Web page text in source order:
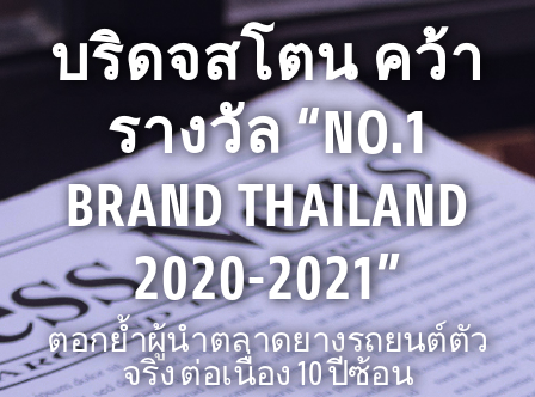
บริดจสโตน คว้า
รางวัล “NO.1
BRAND THAILAND
2020-2021”
ตอกย้ำผู้นำตลาดยางรถยนต์ตัว
จริง ต่อเนื่อง 10 ปีซ้อน